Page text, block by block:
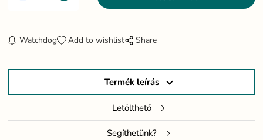
Watchdog Add to wishlist Share
Termék leírás
Letölthető
Segíthetünk?